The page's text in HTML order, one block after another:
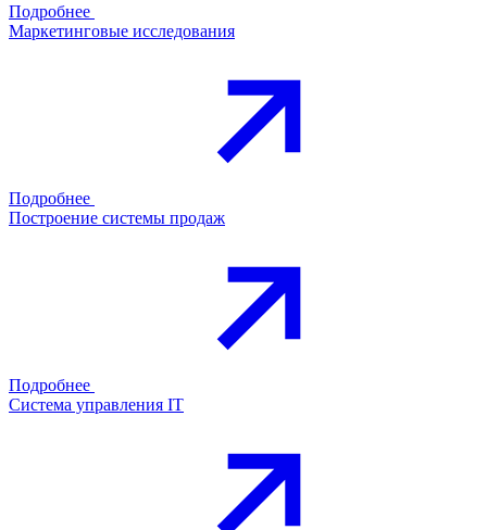
Подробнее
Маркетинговые исследования
Подробнее
Построение системы продаж
Подробнее
Система управления IT